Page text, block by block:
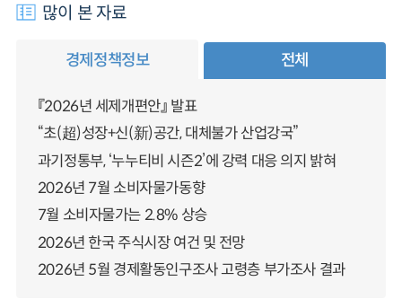
많이 본 자료
경제정책정보 전체
『2026년 세제개편안』 발표
“초(超)성장+신(新)공간, 대체불가 산업강국”
과기정통부, ‘누누티비 시즌2’에 강력 대응 의지 밝혀
2026년 7월 소비자물가동향
7월 소비자물가는 2.8% 상승
2026년 한국 주식시장 여건 및 전망
2026년 5월 경제활동인구조사 고령층 부가조사 결과